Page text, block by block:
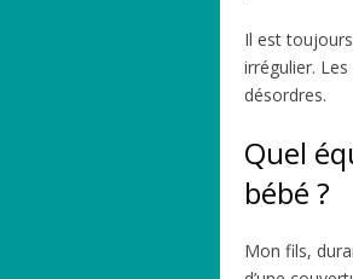
Il est
irrégulier.
désordres.
Quel
bébé ?
Mon fils,